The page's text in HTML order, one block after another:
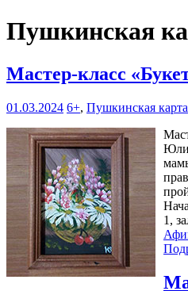
Пушкинская
Мастер-класс
01.03.2024 6+, Пушкинская карта
1,